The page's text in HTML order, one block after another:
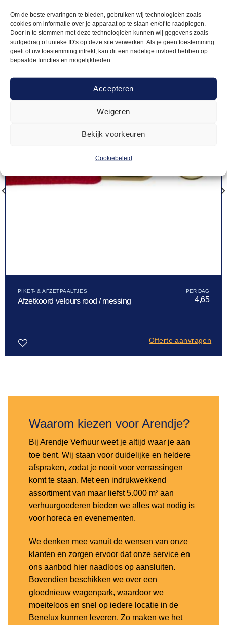
Om de beste ervaringen te bieden, gebruiken wij technologieën zoals
cookies om informatie over je apparaat op te slaan en/of te raadplegen.
Door in te stemmen met deze technologieën kunnen wij gegevens zoals
surfgedrag of unieke ID's op deze site verwerken. Als je geen toestemming
geeft of uw toestemming intrekt, kan dit een nadelige invloed hebben op
bepaalde functies en mogelijkheden.
Accepteren
Weigeren
Bekijk voorkeuren
Cookiebeleid
producten
PIKET- & AFZETPAALTJES
Afzetkoord velours rood / messing 4,65
Offerte aanvragen
Waarom kiezen voor Arendje?
Bij Arendje Verhuur weet je altijd waar je aan
toe bent. Wij staan voor duidelijke en heldere
afspraken, zodat je nooit voor verrassingen
komt te staan. Met een indrukwekkend
assortiment van maar liefst 5.000 m² aan
verhuurgoederen bieden we alles wat nodig is
voor horeca en evenementen.
We denken mee vanuit de wensen van onze
klanten en zorgen ervoor dat onze service en
ons aanbod hier naadloos op aansluiten.
Bovendien beschikken we over een
gloednieuw wagenpark, waardoor we
moeiteloos en snel op iedere locatie in de
Benelux kunnen leveren. Zo maken we het